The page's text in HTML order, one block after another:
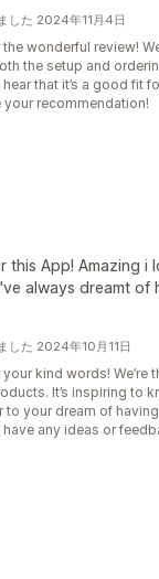
した 2024年11月4日
wonderful review!
the setup and
that it’s a good fit
recommendation!
this App! Amazing i
always dreamt of
した 2024年10月11日
kind words! We’re
It’s inspiring to
your dream of
any ideas or